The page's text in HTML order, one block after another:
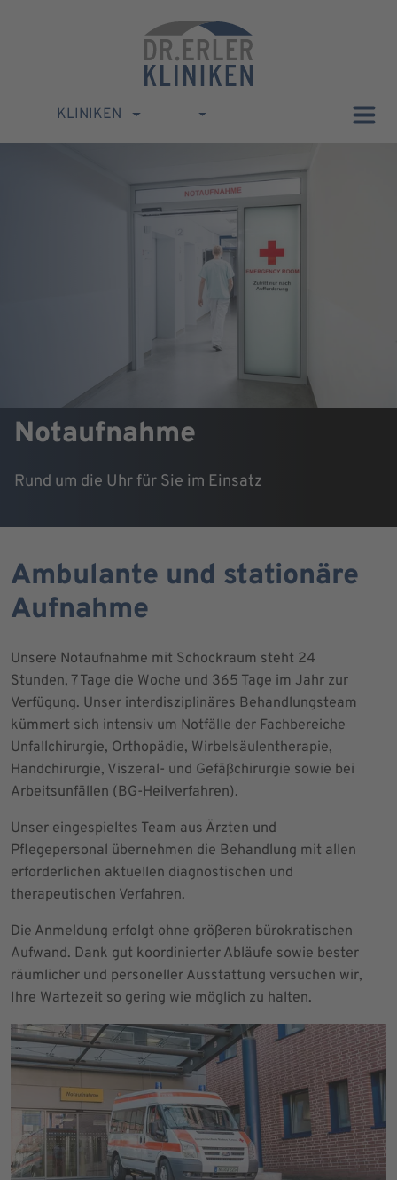
KLINIKEN
Notaufnahme
Rund um die Uhr für Sie im Einsatz
Ambulante und stationäre
Aufnahme
Unsere Notaufnahme mit Schockraum steht 24
Stunden, 7 Tage die Woche und 365 Tage im Jahr zur
Verfügung. Unser interdisziplinäres Behandlungsteam
kümmert sich intensiv um Notfälle der Fachbereiche
Unfallchirurgie, Orthopädie, Wirbelsäulentherapie,
Handchirurgie, Viszeral- und Gefäßchirurgie sowie bei
Arbeitsunfällen (BG-Heilverfahren).
Unser eingespieltes Team aus Ärzten und
Pflegepersonal übernehmen die Behandlung mit allen
erforderlichen aktuellen diagnostischen und
therapeutischen Verfahren.
Die Anmeldung erfolgt ohne größeren bürokratischen
Aufwand. Dank gut koordinierter Abläufe sowie bester
räumlicher und personeller Ausstattung versuchen wir,
Ihre Wartezeit so gering wie möglich zu halten.